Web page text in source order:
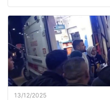
13/12/2025